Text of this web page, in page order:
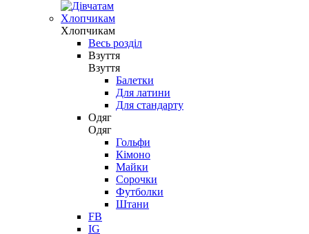
Хлопчикам
Хлопчикам
Весь розділ
Взуття
Взуття
Балетки
Для латини
Для стандарту
Одяг
Одяг
Гольфи
Кімоно
Майки
Сорочки
Футболки
Штани
FB
IG